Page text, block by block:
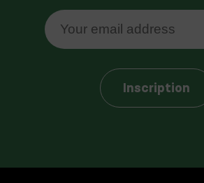
Inscription